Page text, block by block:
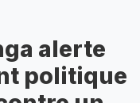
alerte
politique